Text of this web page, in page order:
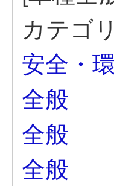
カテゴ
安全・
全般
全般
全般